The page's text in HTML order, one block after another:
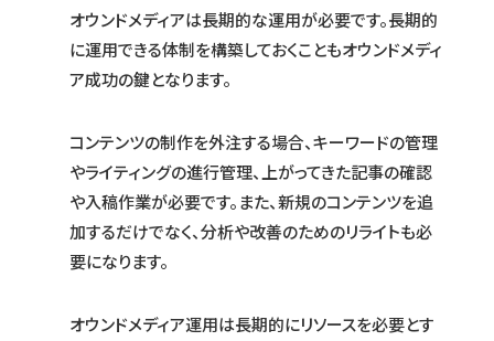
オウンドメディアは長期的な運用が必要です。長期的
に運用できる体制を構築しておくこともオウンドメディ
ア成功の鍵となります。
コンテンツの制作を外注する場合、キーワードの管理
やライティングの進行管理、上がってきた記事の確認
や入稿作業が必要です。また、新規のコンテンツを追
加するだけでなく、分析や改善のためのリライトも必
要になります。
オウンドメディア運用は長期的にリソースを必要とす